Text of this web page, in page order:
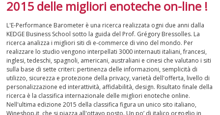
SPUMANTI
DESSERT
NON SOLO VINO
REGALI
CLUBWINESHOP.IT
2015 delle migliori enoteche on-line !
L'E-Performance Barometer è una ricerca realizzata ogni due anni dalla
KEDGE Business School sotto la guida del Prof. Grégory Bressolles. La
ricerca analizza i migliori siti di e-commerce di vino del mondo. Per
realizzare lo studio vengono interpellati 3000 internauti italiani, francesi,
inglesi, tedeschi, spagnoli, americani, australiani e cinesi che valutano i siti
sulla base di sette criteri: pertinenza delle informazioni, semplicità di
utilizzo, sicurezza e protezione della privacy, varietà dell'offerta, livello di
personalizzazione ed interattività, affidabilità, design. Risultato finale della
ricerca è la classifica internazionale delle migliori enoteche online.
Nell'ultima edizione 2015 della classifica figura un unico sito italiano,